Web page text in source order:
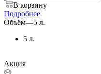
В корзину
Подробнее
Объём—5 л.
5 л.
Акция